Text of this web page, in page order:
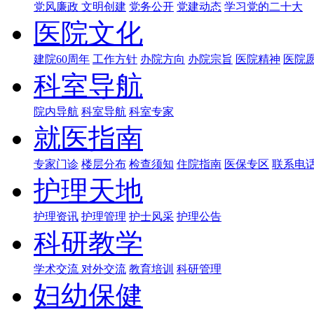
党风廉政 文明创建 党务公开 党建动态 学习党的二十大
医院文化
建院60周年 工作方针 办院方向 办院宗旨 医院精神 医院
科室导航
院内导航 科室导航 科室专家
就医指南
专家门诊 楼层分布 检查须知 住院指南 医保专区 联系电
护理天地
护理资讯 护理管理 护士风采 护理公告
科研教学
学术交流 对外交流 教育培训 科研管理
妇幼保健